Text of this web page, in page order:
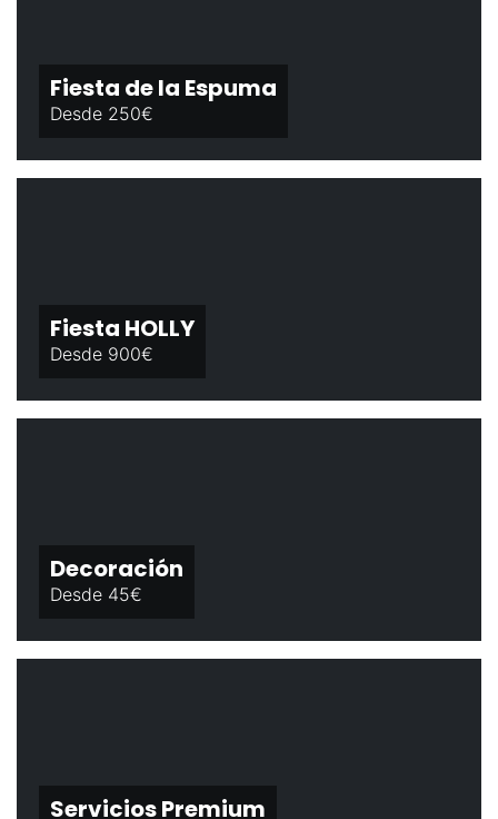
Fiesta de la Espuma
Desde 250€
Fiesta HOLLY
Desde 900€
Decoración
Desde 45€
Servicios Premium